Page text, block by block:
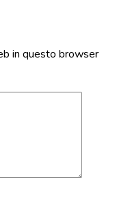
in questo browser